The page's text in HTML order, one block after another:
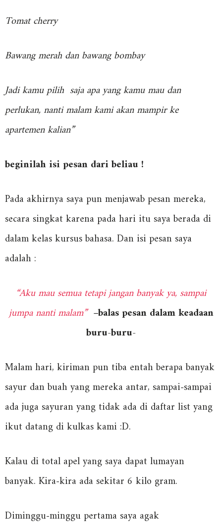
Tomat cherry
Bawang merah dan bawang bombay
Jadi kamu pilih saja apa yang kamu mau dan
perlukan, nanti malam kami akan mampir ke
apartemen kalian”
beginilah isi pesan dari beliau !
Pada akhirnya saya pun menjawab pesan mereka,
secara singkat karena pada hari itu saya berada di
dalam kelas kursus bahasa. Dan isi pesan saya
adalah :
“Aku mau semua tetapi jangan banyak ya, sampai
jumpa nanti malam” –balas pesan dalam keadaan
buru-buru-
Malam hari, kiriman pun tiba entah berapa banyak
sayur dan buah yang mereka antar, sampai-sampai
ada juga sayuran yang tidak ada di daftar list yang
ikut datang di kulkas kami :D.
Kalau di total apel yang saya dapat lumayan
banyak. Kira-kira ada sekitar 6 kilo gram.
Diminggu-minggu pertama saya agak